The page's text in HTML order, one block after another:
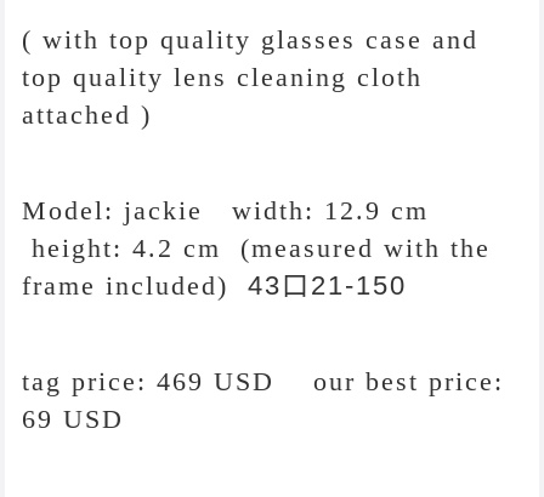
( with top quality glasses case and
top quality lens cleaning cloth
attached )
Model: jackie
width: 12.9 cm
height: 4.2 cm
(measured with the
frame included)43口21-150
tag price: 469 USD our best price:
69 USD